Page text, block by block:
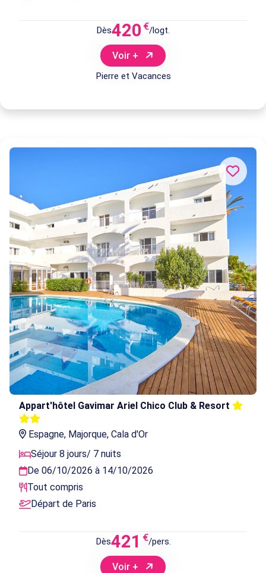
Dès420 €/logt.
Voir +
Pierre et Vacances
Appart'hôtel Gavimar Ariel Chico Club & Resort
Espagne, Majorque, Cala d'Or
Séjour 8 jours/ 7 nuits
De 06/10/2026 à 14/10/2026
Tout compris
Départ de Paris
Dès421 €/pers.
Voir +